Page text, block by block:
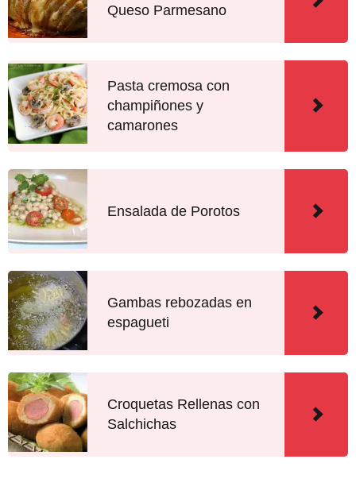
Queso Parmesano
Pasta cremosa con
champiñones y
camarones
Ensalada de Porotos
Gambas rebozadas en
espagueti
Croquetas Rellenas con
Salchichas